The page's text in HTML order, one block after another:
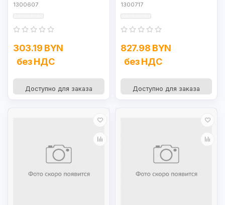
1300607
303.19 BYN
без НДС
Доступно для заказа
1300717
827.98 BYN
без НДС
Доступно для заказа